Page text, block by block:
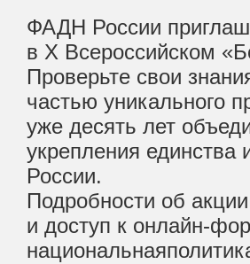
ФАДН России
в X Всероссийском
Проверьте свои
частью уникального
уже десять лет
укрепления единства
России.
Подробности об
и доступ к онлайн-